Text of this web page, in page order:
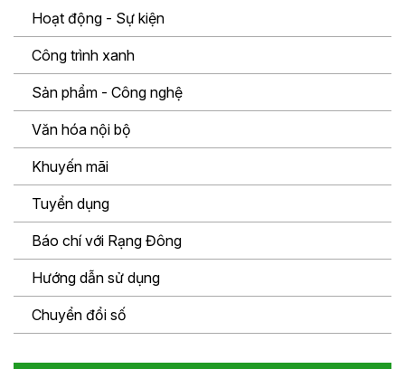
Hoạt động - Sự kiện
Công trình xanh
Sản phẩm - Công nghệ
Văn hóa nội bộ
Khuyến mãi
Tuyển dụng
Báo chí với Rạng Đông
Hướng dẫn sử dụng
Chuyển đổi số